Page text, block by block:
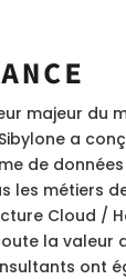
majeur du
a
de
les métiers
Cloud /
la valeur
ont